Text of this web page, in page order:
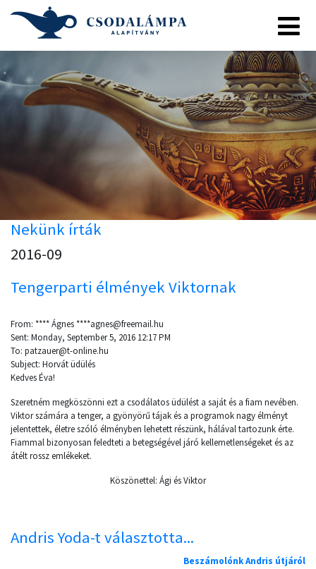
Nekünk írták
2016-09
Tengerparti élmények Viktornak
From: **** Ágnes ****agnes@freemail.hu
Sent: Monday, September 5, 2016 12:17 PM
To: patzauer@t-online.hu
Subject: Horvát üdülés
Kedves Éva!
Szeretném megköszönni ezt a csodálatos üdülést a saját és a fiam nevében.
Viktor számára a tenger, a gyönyörű tájak és a programok nagy élményt
jelentettek, életre szóló élményben lehetett részünk, hálával tartozunk érte.
Fiammal bizonyosan feledteti a betegségével járó kellemetlenségeket és az
átélt rossz emlékeket.
Köszönettel: Ági és Viktor
Andris Yoda-t választotta...
Beszámolónk Andris útjáról